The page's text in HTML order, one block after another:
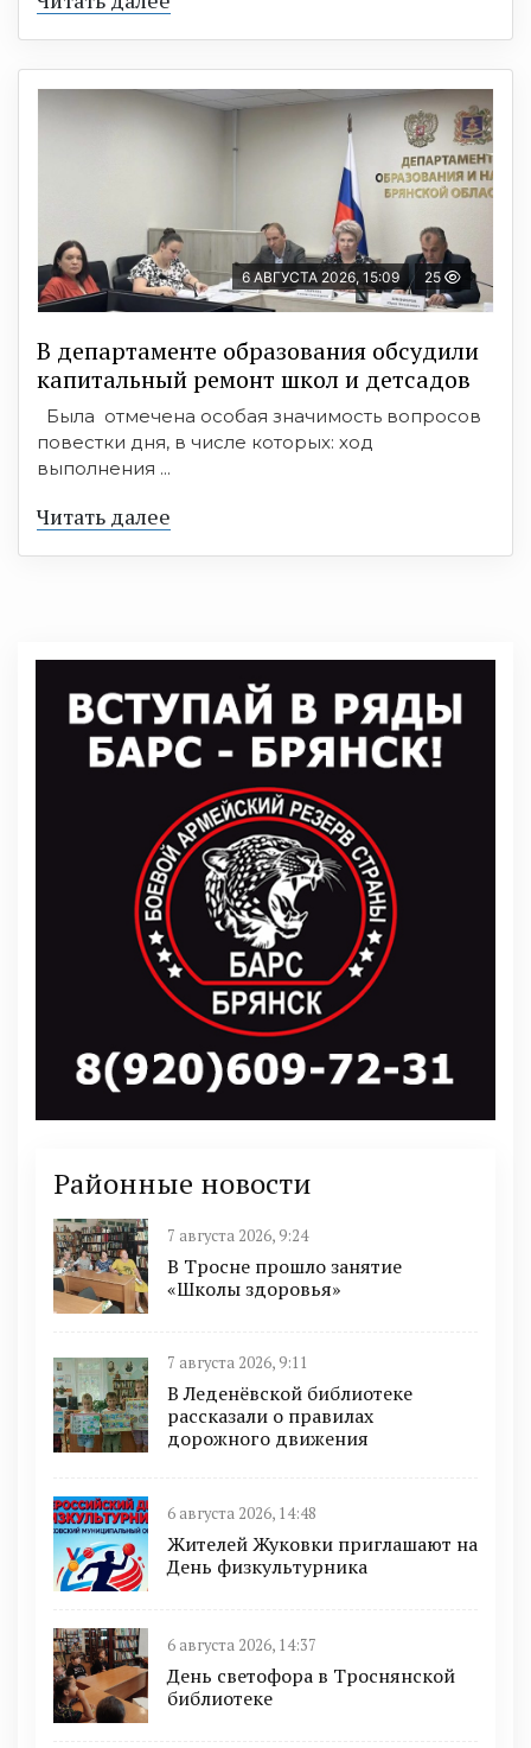
6 АВГУСТА 2026, 15:09 25
В департаменте образования обсудили
капитальный ремонт школ и детсадов
Была отмечена особая значимость вопросов
повестки дня, в числе которых: ход
выполнения ...
Читать далее
Районные новости
7 августа 2026, 9:24
В Тросне прошло занятие
«Школы здоровья»
7 августа 2026, 9:11
В Леденёвской библиотеке
рассказали о правилах
дорожного движения
6 августа 2026, 14:48
Жителей Жуковки приглашают на
День физкультурника
6 августа 2026, 14:37
День светофора в Троснянской
библиотеке